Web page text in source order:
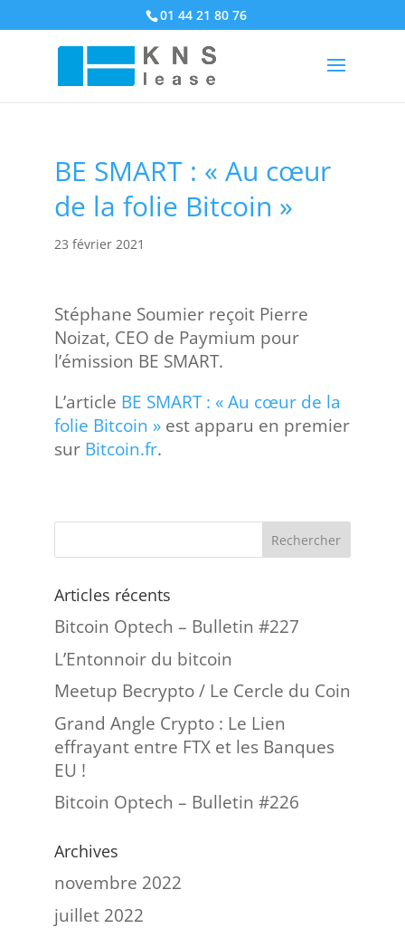
01 44 21 80 76
BE SMART : « Au cœur
de la folie Bitcoin »
23 février 2021
Stéphane Soumier reçoit Pierre
Noizat, CEO de Paymium pour
l’émission BE SMART.
L’article BE SMART : « Au cœur de la
folie Bitcoin »est apparu en premier
sur Bitcoin.fr.
Articles récents
Bitcoin Optech – Bulletin #227
L’Entonnoir du bitcoin
Meetup Becrypto / Le Cercle du Coin
Grand Angle Crypto : Le Lien
effrayant entre FTX et les Banques
EU !
Bitcoin Optech – Bulletin #226
Archives
novembre 2022
juillet 2022